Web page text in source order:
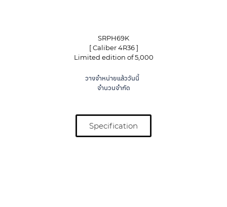
SRPH69K
[ Caliber 4R36 ]
Limited edition of 5,000
วางจำหน่ายแล้ววันนี้
จำนวนจำกัด
Specification